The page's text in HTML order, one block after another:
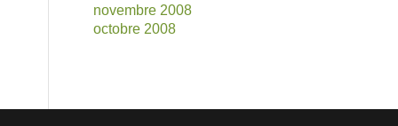
novembre 2008
octobre 2008